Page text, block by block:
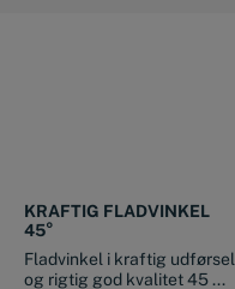
KRAFTIG FLADVINKEL
45°
Fladvinkel i kraftig udførsel
og rigtig god kvalitet 45 ...